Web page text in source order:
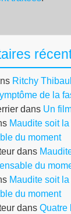
Ritchy
de la
dans Un
Maudite soit
du moment
dans
du
Maudite soit
du moment
dans Quatre